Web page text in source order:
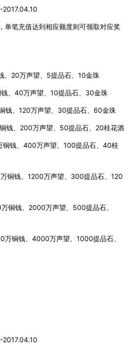
单笔充值达到相应额度则可领取对应奖
、20万声望、5提品石、10金珠
、40万声望、10提品石、30金珠
钱、120万声望、30提品石、60金珠
钱、200万声望、50提品石、20桂花酒
钱、400万声望、100提品石、40桂
铜钱、1200万声望、300提品石、120
铜钱、2000万声望、500提品石、
铜钱、4000万声望、1000提品石、